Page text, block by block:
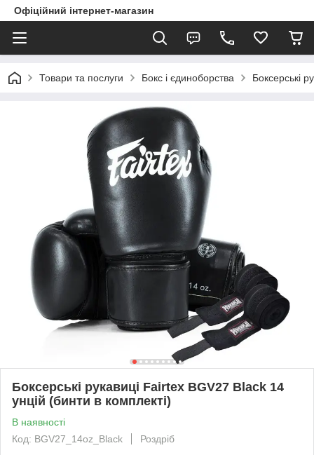
Офіційний інтернет-магазин
Товари та послуги Бокс і єдиноборства Боксерські
Боксерські рукавиці Fairtex BGV27 Black 14
унцій (бинти в комплекті)
В наявності
Код: BGV27_14oz_Black
Роздріб